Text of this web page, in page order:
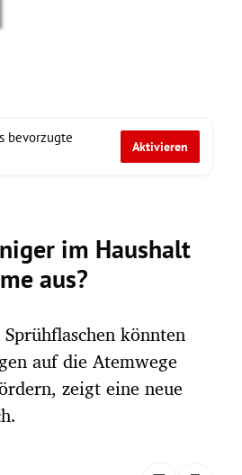
bevorzugte
Aktivieren
im Haushalt
aus?
könnten
auf die Atemwege
zeigt eine neue